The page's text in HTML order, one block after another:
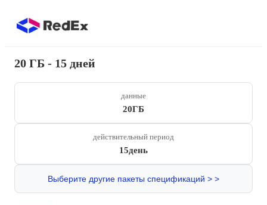
20 ГБ - 15 дней
данные
20ГБ
действительный период
15день
Выберите другие пакеты спецификаций > >